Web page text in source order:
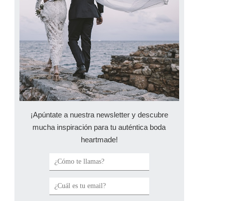
¡Apúntate a nuestra newsletter y descubre
mucha inspiración para tu auténtica boda
heartmade!